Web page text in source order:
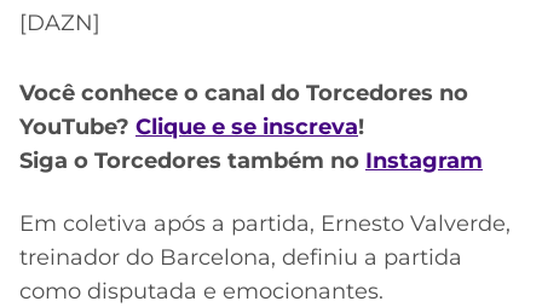
[DAZN]
Você conhece o canal do Torcedores no
YouTube? Clique e se inscreva!
Siga o Torcedores também no Instagram
Em coletiva após a partida, Ernesto Valverde,
treinador do Barcelona, definiu a partida
como disputada e emocionantes.